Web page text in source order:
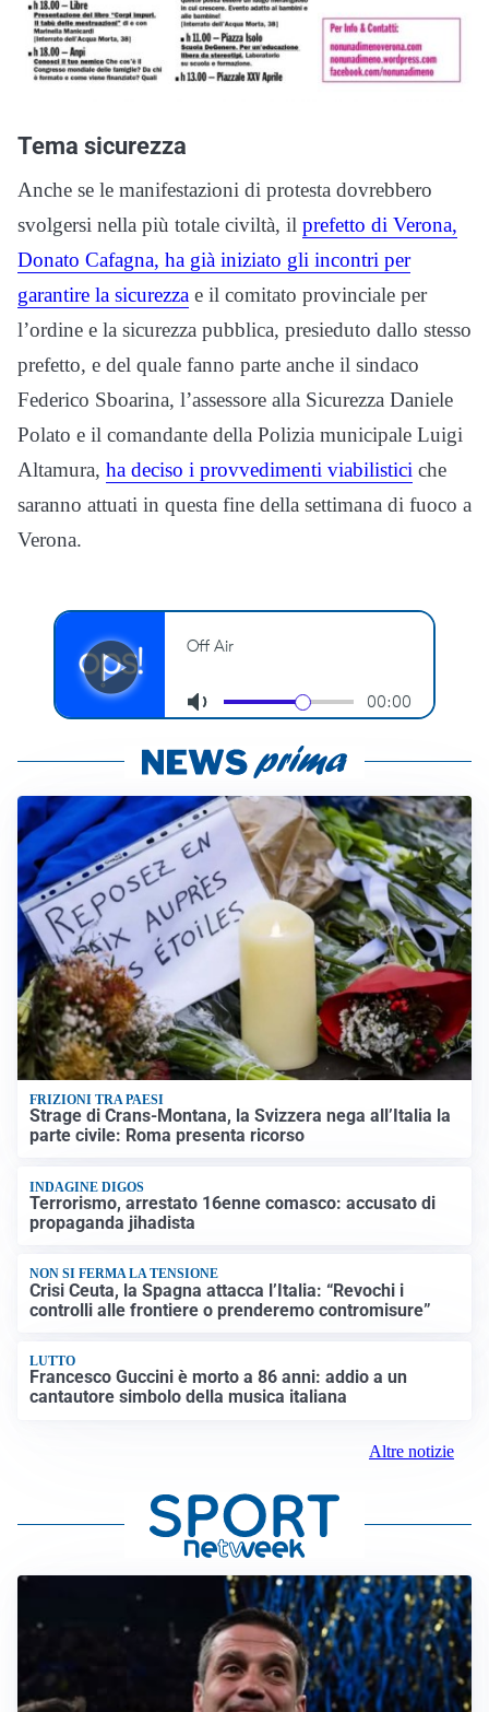
Tema sicurezza
Anche se le manifestazioni di protesta dovrebbero
svolgersi nella più totale civiltà, il prefetto di Verona,
Donato Cafagna, ha già iniziato gli incontri per
garantire la sicurezza e il comitato provinciale per
l’ordine e la sicurezza pubblica, presieduto dallo stesso
prefetto, e del quale fanno parte anche il sindaco
Federico Sboarina, l’assessore alla Sicurezza Daniele
Polato e il comandante della Polizia municipale Luigi
Altamura, ha deciso i provvedimenti viabilistici che
saranno attuati in questa fine della settimana di fuoco a
Verona.
FRIZIONI TRA PAESI
Strage di Crans-Montana, la Svizzera nega all’Italia la
parte civile: Roma presenta ricorso
INDAGINE DIGOS
Terrorismo, arrestato 16enne comasco: accusato di
propaganda jihadista
NON SI FERMA LA TENSIONE
Crisi Ceuta, la Spagna attacca l’Italia: “Revochi i
controlli alle frontiere o prenderemo contromisure”
LUTTO
Francesco Guccini è morto a 86 anni: addio a un
cantautore simbolo della musica italiana
Altre notizie